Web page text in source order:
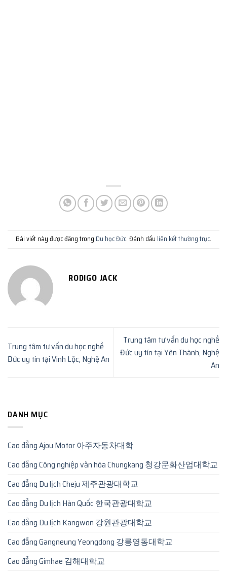
Bài viết này được đăng trong Du học Đức. Đánh dấu liên kết thường trực.
RODIGO JACK
Trung tâm tư vấn du học nghề
Đức uy tín tại Vinh Lộc, Nghệ An
Trung tâm tư vấn du học nghề
Đức uy tín tại Yên Thành, Nghệ
An
DANH MỤC
Cao đẳng Ajou Motor 아주자동차대학
Cao đẳng Công nghiệp văn hóa Chungkang 청강문화산업대학교
Cao đẳng Du lịch Cheju 제주관광대학교
Cao đẳng Du lịch Hàn Quốc 한국관광대학교
Cao đẳng Du lịch Kangwon 강원관광대학교
Cao đẳng Gangneung Yeongdong 강릉영동대학교
Cao đẳng Gimhae 김해대학교